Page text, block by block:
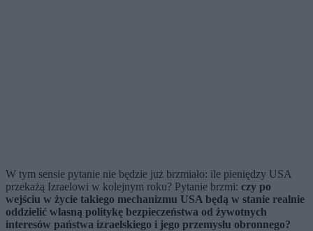
W tym sensie pytanie nie będzie już brzmiało: ile pieniędzy USA
przekażą Izraelowi w kolejnym roku? Pytanie brzmi: czy po
wejściu w życie takiego mechanizmu USA będą w stanie realnie
oddzielić własną politykę bezpieczeństwa od żywotnych
interesów państwa izraelskiego i jego przemysłu obronnego?